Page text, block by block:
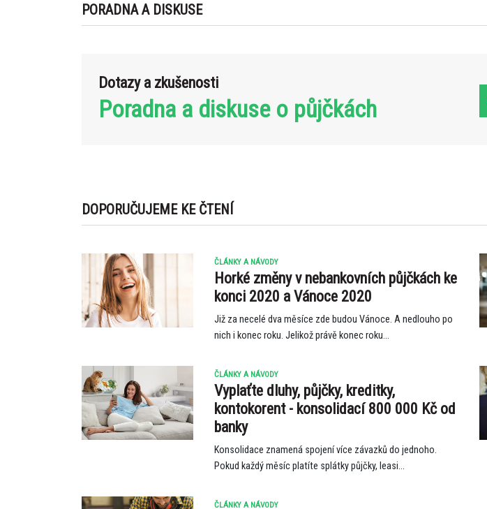
PORADNA A DISKUSE
Dotazy a zkušenosti
Poradna a diskuse o půjčkách
DOPORUČUJEME KE ČTENÍ
ČLÁNKY A NÁVODY
Horké změny v nebankovních půjčkách ke
konci 2020 a Vánoce 2020
Již za necelé dva měsíce zde budou Vánoce. A nedlouho po
nich i konec roku. Jelikož právě konec roku...
ČLÁNKY A NÁVODY
Vyplaťte dluhy, půjčky, kreditky,
kontokorent - konsolidací 800 000 Kč od
banky
Konsolidace znamená spojení více závazků do jednoho.
Pokud každý měsíc platíte splátky půjčky, leasi...
ČLÁNKY A NÁVODY